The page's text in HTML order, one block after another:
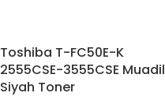
Toshiba T-FC50E-K
2555CSE-3555CSE Muadil
Siyah Toner